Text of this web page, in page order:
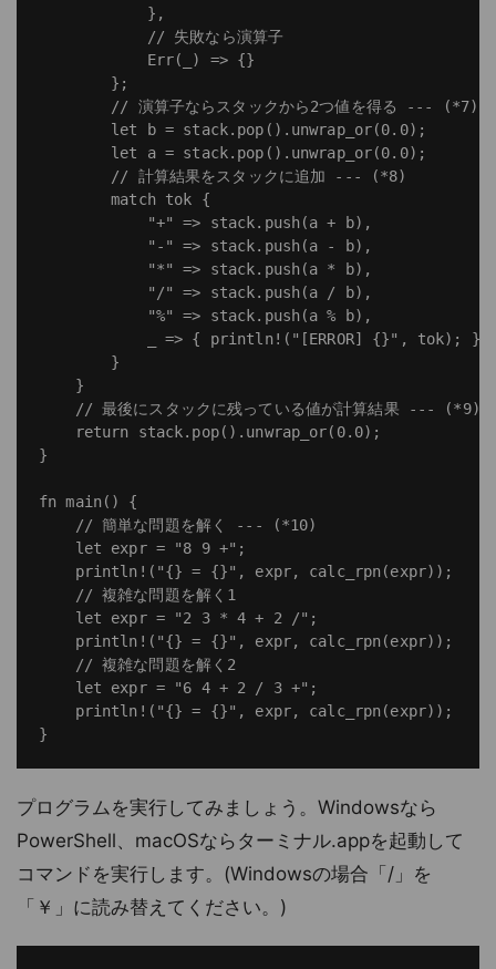
            },
            // 失敗なら演算子
            Err(_) => {}
        };
        // 演算子ならスタックから2つ値を得る --- (*7)
        let b = stack.pop().unwrap_or(0.0);
        let a = stack.pop().unwrap_or(0.0);
        // 計算結果をスタックに追加 --- (*8)
        match tok {
            "+" => stack.push(a + b),
            "-" => stack.push(a - b),
            "*" => stack.push(a * b),
            "/" => stack.push(a / b),
            "%" => stack.push(a % b),
            _ => { println!("[ERROR] {}", tok); }
        }
    }
    // 最後にスタックに残っている値が計算結果 --- (*9)
    return stack.pop().unwrap_or(0.0);
}
fn main() {
    // 簡単な問題を解く --- (*10)
    let expr = "8 9 +";
    println!("{} = {}", expr, calc_rpn(expr));
    // 複雑な問題を解く1
    let expr = "2 3 * 4 + 2 /";
    println!("{} = {}", expr, calc_rpn(expr));
    // 複雑な問題を解く2
    let expr = "6 4 + 2 / 3 +";
    println!("{} = {}", expr, calc_rpn(expr));
プログラムを実行してみましょう。Windowsなら
PowerShell、macOSならターミナル.appを起動して
コマンドを実行します。(Windowsの場合「/」を
「￥」に読み替えてください。)